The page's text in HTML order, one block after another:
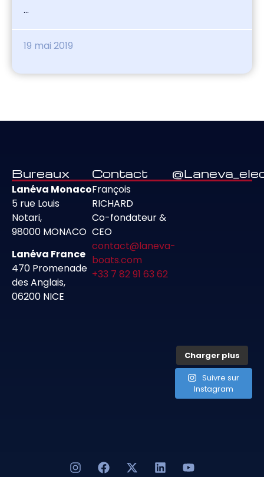
...
19 mai 2019
Bureaux
Lanéva Monaco
5 rue Louis
Notari,
98000 MONACO
Lanéva France
470 Promenade
des Anglais,
06200 NICE
Contact
François
RICHARD
Co-fondateur &
CEO
contact@laneva-
boats.com
+33 7 82 91 63 62
Charger plus
Suivre sur
Instagram